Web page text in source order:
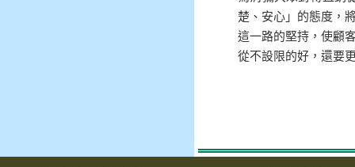
楚、安心」的態度，
這一路的堅持，使顧
從不設限的好，還要